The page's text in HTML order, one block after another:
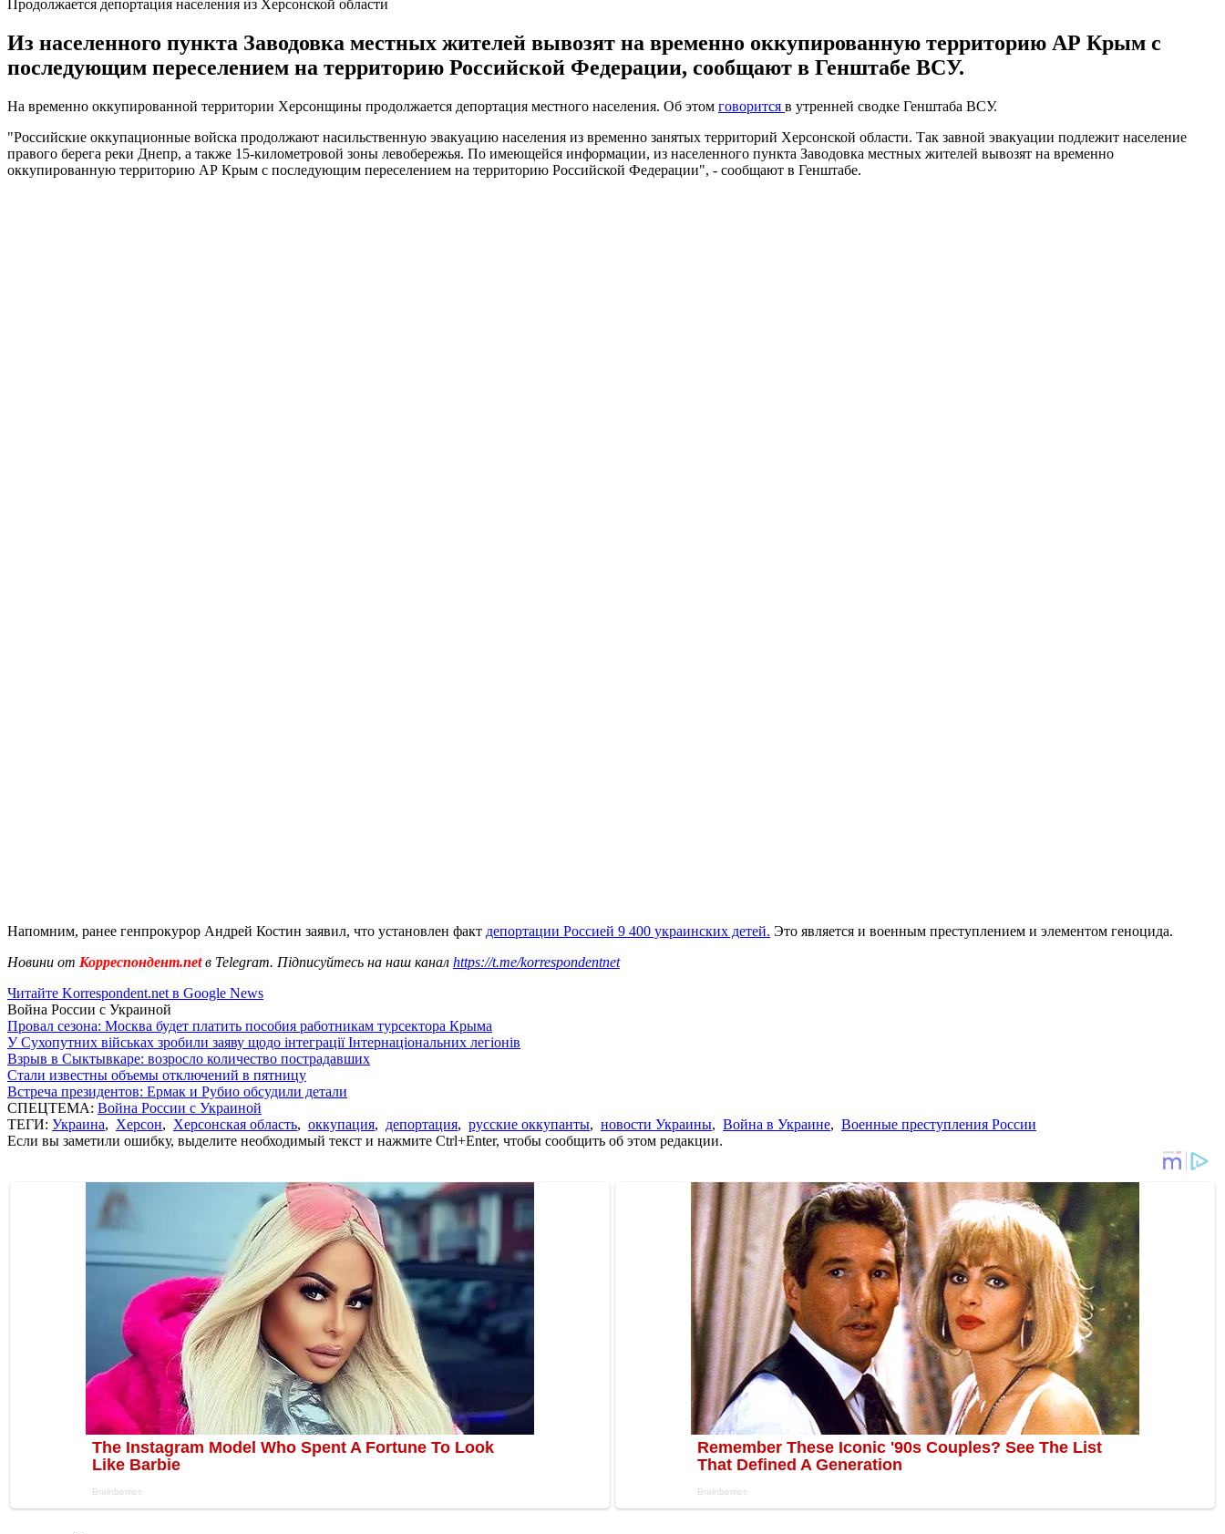
Продолжается депортация населения из Херсонской области
Из населенного пункта Заводовка местных жителей вывозят на временно оккупированную территорию АР Крым с
последующим переселением на территорию Российской Федерации, сообщают в Генштабе ВСУ.
На временно оккупированной территории Херсонщины продолжается депортация местного населения. Об этом говорится в утренней сводке Генштаба ВСУ.
"Российские оккупационные войска продолжают насильственную эвакуацию населения из временно занятых территорий Херсонской области. Так завной эвакуации подлежит население
правого берега реки Днепр, а также 15-километровой зоны левобережья. По имеющейся информации, из населенного пункта Заводовка местных жителей вывозят на временно
оккупированную территорию АР Крым с последующим переселением на территорию Российской Федерации", - сообщают в Генштабе.
Напомним, ранее генпрокурор Андрей Костин заявил, что установлен факт депортации Россией 9 400 украинских детей. Это является и военным преступлением и элементом геноцида.
Новини от Корреспондент.netв Telegram. Підписуйтесь на наш канал https://t.me/korrespondentnet
Читайте Korrespondent.net в Google News
Война России с Украиной
Провал сезона: Москва будет платить пособия работникам турсектора Крыма
У Сухопутних військах зробили заяву щодо інтеграції Інтернаціональних легіонів
Взрыв в Сыктывкаре: возросло количество пострадавших
Стали известны объемы отключений в пятницу
Встреча президентов: Ермак и Рубио обсудили детали
СПЕЦТЕМА: Война России с Украиной
ТЕГИ: Украина, Херсон, Херсонская область, оккупация, депортация, русские оккупанты, новости Украины, Война в Украине, Военные преступления России
Если вы заметили ошибку, выделите необходимый текст и нажмите Ctrl+Enter, чтобы сообщить об этом редакции.